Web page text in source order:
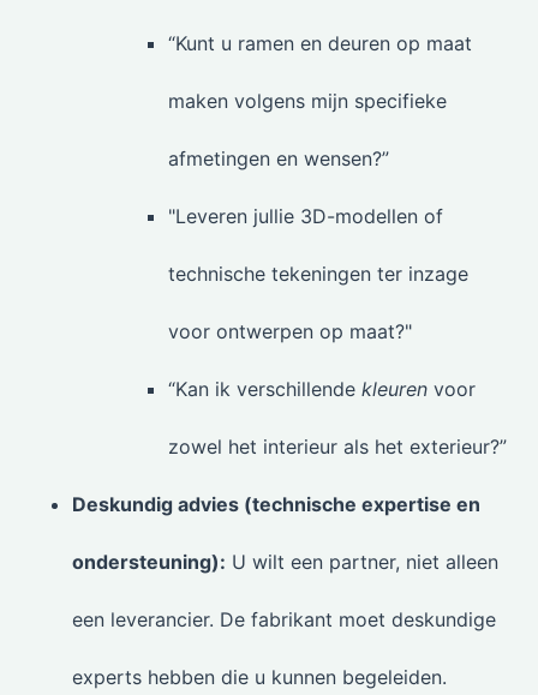
“Kunt u ramen en deuren op maat
maken volgens mijn specifieke
afmetingen en wensen?”
"Leveren jullie 3D-modellen of
technische tekeningen ter inzage
voor ontwerpen op maat?"
“Kan ik verschillende kleuren voor
zowel het interieur als het exterieur?”
Deskundig advies (technische expertise en
ondersteuning): U wilt een partner, niet alleen
een leverancier. De fabrikant moet deskundige
experts hebben die u kunnen begeleiden.